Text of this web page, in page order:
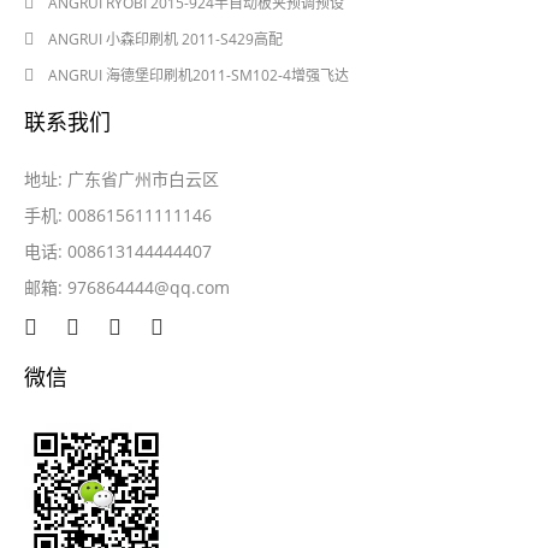
ANGRUI 小森印刷机 2011-S429高配
ANGRUI 海德堡印刷机2011-SM102-4增强飞达
联系我们
地址: 广东省广州市白云区
手机: 008615611111146
电话: 008613144444407
邮箱: 976864444@qq.com
微信